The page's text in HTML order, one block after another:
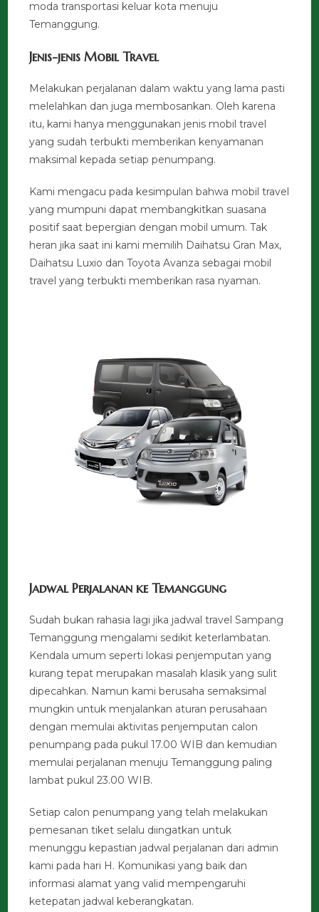
moda transportasi keluar kota menuju
Temanggung.
Jenis-jenis Mobil Travel
Melakukan perjalanan dalam waktu yang lama pasti
melelahkan dan juga membosankan. Oleh karena
itu, kami hanya menggunakan jenis mobil travel
yang sudah terbukti memberikan kenyamanan
maksimal kepada setiap penumpang.
Kami mengacu pada kesimpulan bahwa mobil travel
yang mumpuni dapat membangkitkan suasana
positif saat bepergian dengan mobil umum. Tak
heran jika saat ini kami memilih Daihatsu Gran Max,
Daihatsu Luxio dan Toyota Avanza sebagai mobil
travel yang terbukti memberikan rasa nyaman.
Jadwal Perjalanan ke Temanggung
Sudah bukan rahasia lagi jika jadwal travel Sampang
Temanggung mengalami sedikit keterlambatan.
Kendala umum seperti lokasi penjemputan yang
kurang tepat merupakan masalah klasik yang sulit
dipecahkan. Namun kami berusaha semaksimal
mungkin untuk menjalankan aturan perusahaan
dengan memulai aktivitas penjemputan calon
penumpang pada pukul 17.00 WIB dan kemudian
memulai perjalanan menuju Temanggung paling
lambat pukul 23.00 WIB.
Setiap calon penumpang yang telah melakukan
pemesanan tiket selalu diingatkan untuk
menunggu kepastian jadwal perjalanan dari admin
kami pada hari H. Komunikasi yang baik dan
informasi alamat yang valid mempengaruhi
ketepatan jadwal keberangkatan.